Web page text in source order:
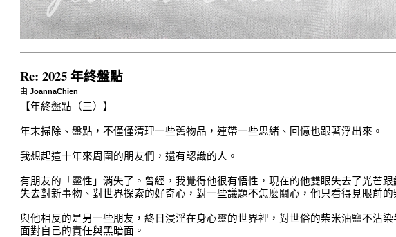
Re: 2025 年終盤點
由JoannaChien
【年終盤點（三）】
年末掃除、盤點，不僅僅清理一些舊物品，連帶一些思緒、回憶也跟著浮出來。
我想起這十年來周圍的朋友們，還有認識的人。
有朋友的「靈性」消失了。曾經，我覺得他很有悟性，現在的他雙眼失去了光芒
失去對新事物、對世界探索的好奇心，對一些議題不怎麼關心，他只看得見眼
與他相反的是另一些朋友，終日浸淫在身心靈的世界裡，對世俗的柴米油鹽不沾
面對自己的責任與黑暗面。